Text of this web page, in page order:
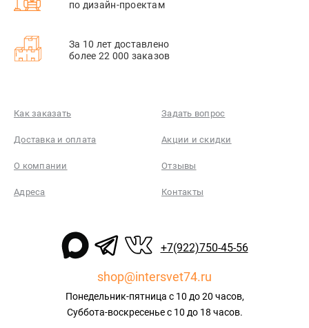
по дизайн-проектам
За 10 лет доставлено
более 22 000 заказов
Как заказать Задать вопрос
Доставка и оплата Акции и скидки
О компании Отзывы
Адреса Контакты
+7(922)750-45-56
shop@intersvet74.ru
Понедельник-пятница с 10 до 20 часов,
Суббота-воскресенье с 10 до 18 часов.